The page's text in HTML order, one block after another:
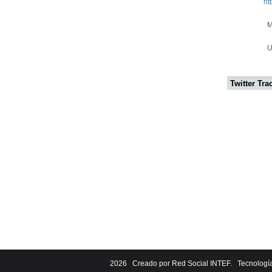
Twitter
2026 Creado por Red Social INTEF.